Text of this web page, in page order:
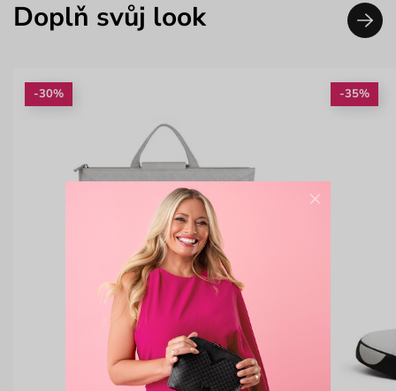
Doplň svůj look
-30% -35%
×